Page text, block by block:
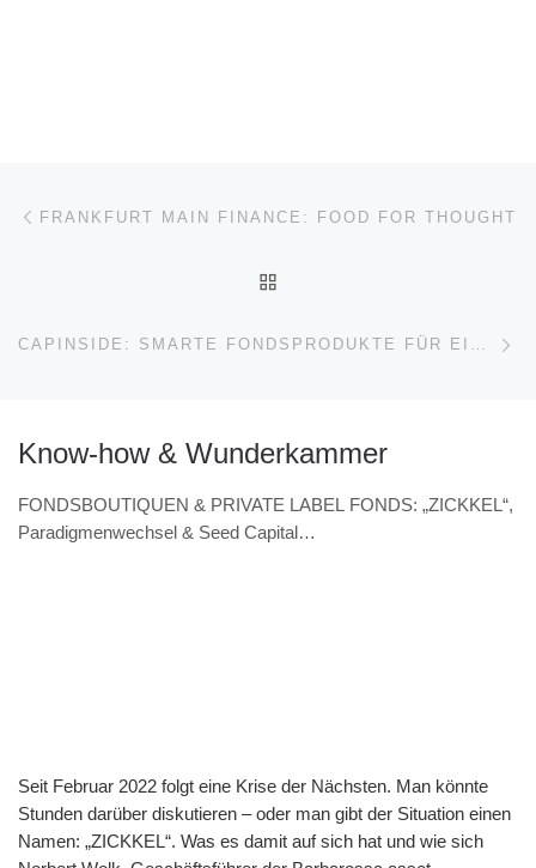
Beitragsnavigation
FRANKFURT MAIN FINANCE: FOOD FOR THOUGHT
CAPINSIDE: SMARTE FONDSPRODUKTE FÜR EINE NEUE ZEIT
Know-how & Wunderkammer
FONDSBOUTIQUEN & PRIVATE LABEL FONDS: „ZICKKEL“,
Paradigmenwechsel & Seed Capital
Seit Februar 2022 folgt eine Krise der Nächsten. Man könnte
Stunden darüber diskutieren – oder man gibt der Situation einen
Namen: „ZICKKEL“. Was es damit auf sich hat und wie sich